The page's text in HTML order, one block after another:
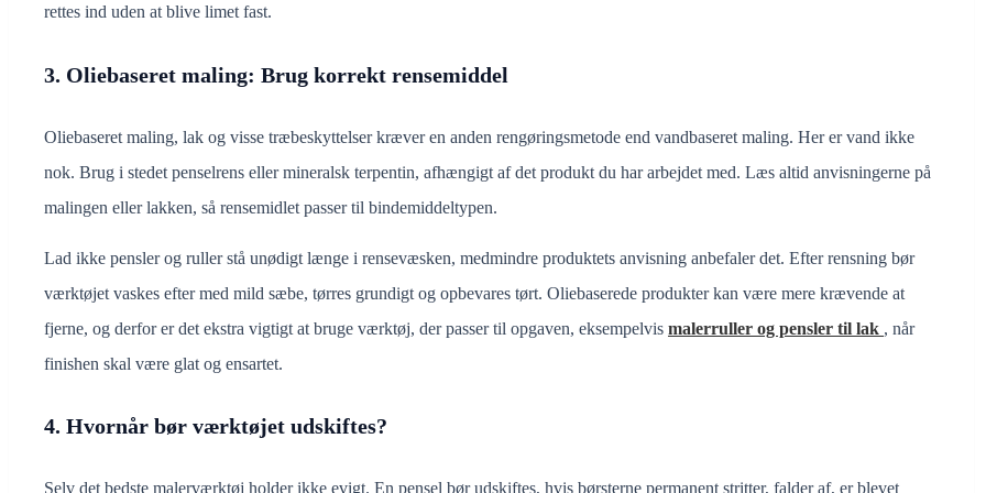
rettes ind uden at blive limet fast.
3. Oliebaseret maling: Brug korrekt rensemiddel
Oliebaseret maling, lak og visse træbeskyttelser kræver en anden rengøringsmetode end vandbaseret maling. Her er vand ikke
nok. Brug i stedet penselrens eller mineralsk terpentin, afhængigt af det produkt du har arbejdet med. Læs altid anvisningerne på
malingen eller lakken, så rensemidlet passer til bindemiddeltypen.
Lad ikke pensler og ruller stå unødigt længe i rensevæsken, medmindre produktets anvisning anbefaler det. Efter rensning bør
værktøjet vaskes efter med mild sæbe, tørres grundigt og opbevares tørt. Oliebaserede produkter kan være mere krævende at
fjerne, og derfor er det ekstra vigtigt at bruge værktøj, der passer til opgaven, eksempelvis malerruller og pensler til lak , når
finishen skal være glat og ensartet.
4. Hvornår bør værktøjet udskiftes?
Selv det bedste malerværktøj holder ikke evigt. En pensel bør udskiftes, hvis børsterne permanent stritter, falder af, er blevet